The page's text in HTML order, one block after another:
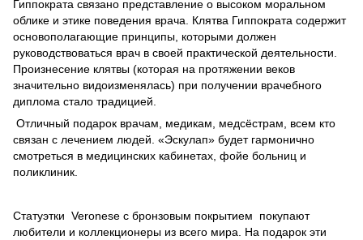
Гиппократа связано представление о высоком моральном
облике и этике поведения врача. Клятва Гиппократа содержит
основополагающие принципы, которыми должен
руководствоваться врач в своей практической деятельности.
Произнесение клятвы (которая на протяжении веков
значительно видоизменялась) при получении врачебного
диплома стало традицией.
Отличный подарок врачам, медикам, медсёстрам, всем кто
связан с лечением людей. «Эскулап» будет гармонично
смотреться в медицинских кабинетах, фойе больниц и
поликлиник.
Статуэтки Veronese с бронзовым покрытием
покупают
любители и коллекционеры из всего мира. На подарок эти